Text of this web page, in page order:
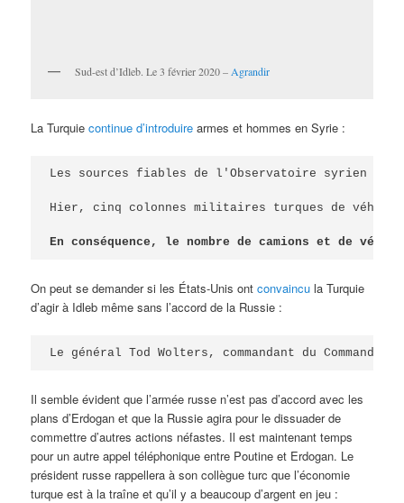
Sud-est d’Idleb. Le 3 février 2020 – Agrandir
La Turquiecontinue d’introduire armes et hommes en Syrie :
Les sources fiables de l'Observatoire syrien
Hier, cinq colonnes militaires turques de
En conséquence, le nombre de camions et de
On peut se demander si les États-Unis ontconvaincu la Turquie
d’agir à Idleb même sans l’accord de la Russie :
Le général Tod Wolters, commandant du
Il semble évident que l’armée russe n’est pas d’accord avec les
plans d’Erdogan et que la Russie agira pour le dissuader de
commettre d’autres actions néfastes. Il est maintenant temps
pour un autre appel téléphonique entre Poutine et Erdogan. Le
président russe rappellera à son collègue turc que l’économie
turque est à la traîne et qu’il y a beaucoup d’argent en jeu :